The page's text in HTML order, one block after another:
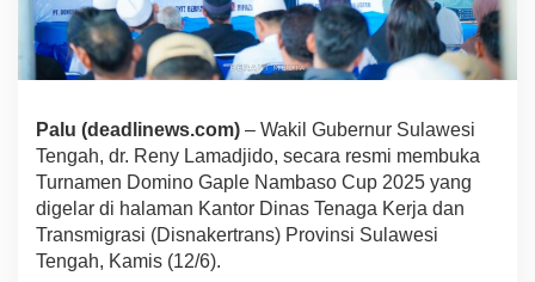
Palu (deadlinews.com) – Wakil Gubernur Sulawesi
Tengah, dr. Reny Lamadjido, secara resmi membuka
Turnamen Domino Gaple Nambaso Cup 2025 yang
digelar di halaman Kantor Dinas Tenaga Kerja dan
Transmigrasi (Disnakertrans) Provinsi Sulawesi
Tengah, Kamis (12/6).